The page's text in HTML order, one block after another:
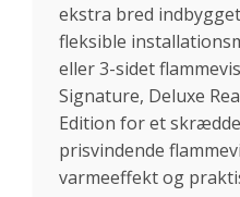
ekstra bred
fleksible
eller 3-sidet
Signature, Deluxe
Edition for et
prisvindende
varmeeffekt og